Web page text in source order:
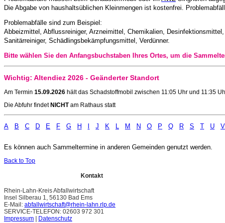
Die Abgabe von haushaltsüblichen Kleinmengen ist kostenfrei.
Problemabfälle sind zum Beispiel:
Abbeizmittel, Abflussreiniger, Arzneimittel, Chemikalien,
Sanitärreiniger, Schädlingsbekämpfungsmittel, Verdünner.
Bitte wählen Sie den Anfangsbuchstaben Ihres Ortes, um die
Wichtig: Altendiez 2026 - Geänderter Standort
Am Termin 15.09.2026 hält das Schadstoffmobil zwischen 11:05 Uhr und 11:35
Die Abfuhr findet NICHTam Rathaus statt
A B C D E F G H J K L M N O P Q R S T U V
Es können auch Sammeltermine in anderen Gemeinden genutzt werden.
Back to Top
Kontakt
Rhein-Lahn-Kreis Abfallwirtschaft
Insel Silberau 1, 56130 Bad Ems
E-Mail: abfallwirtschaft@rhein-lahn.rlp.de
SERVICE-TELEFON: 02603 972 301
Impressum
Datenschutz